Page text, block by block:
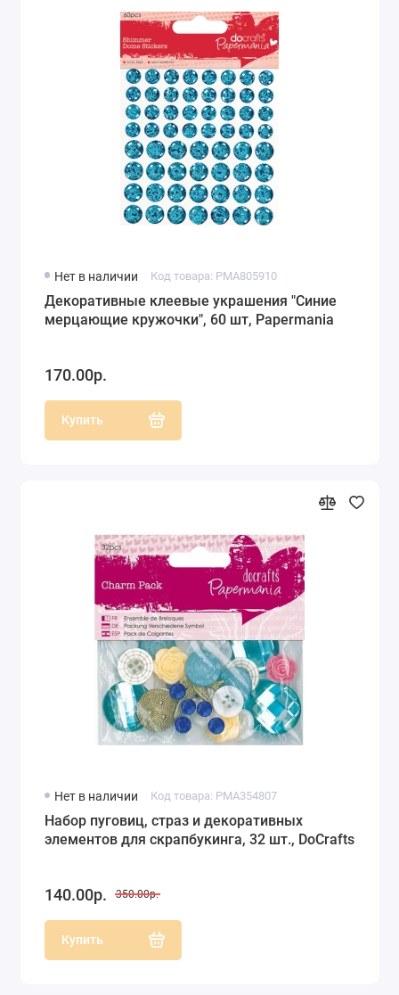
Нет в наличии Код товара: PMA805910
Декоративные клеевые украшения "Синие
мерцающие кружочки", 60 шт, Papermania
170.00р.
Купить
Нет в наличии Код товара: PMA354807
Набор пуговиц, страз и декоративных
элементов для скрапбукинга, 32 шт., DoCrafts
140.00р. 350.00р.
Купить